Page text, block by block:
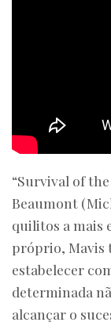
“Survival of
Beaumont
quilitos a mais
próprio, Mavis
estabelecer
determinada
alcançar o